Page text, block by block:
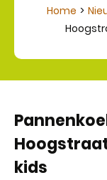
Home
kids